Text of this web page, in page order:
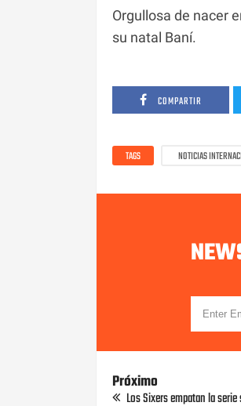
Orgullosa de nacer
su natal Baní.
COMPARTIR
TAGS NOTICIAS
Próximo
Los Sixers empatan la